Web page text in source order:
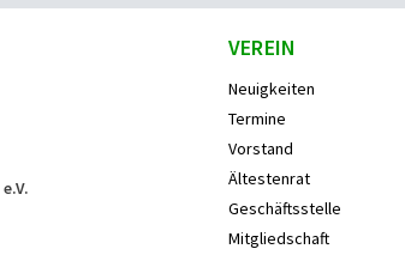
VEREIN
Neuigkeiten
Termine
Vorstand
Ältestenrat
Geschäftsstelle
Mitgliedschaft